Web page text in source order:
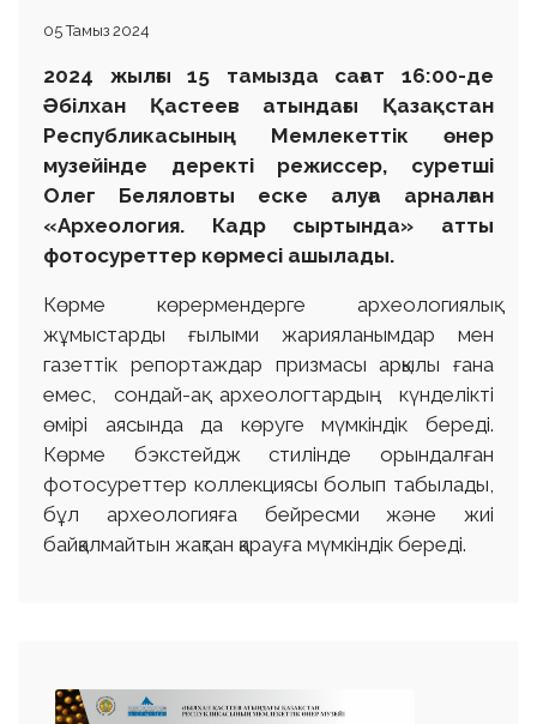
05 Тамыз 2024
2024 жылғы 15 тамызда сағат 16:00-де
Әбілхан Қастеев атындағы Қазақстан
Республикасының Мемлекеттік өнер
музейінде деректі режиссер, суретші
Олег Беляловты еске алуға арналған
«Археология. Кадр сыртында» атты
фотосуреттер көрмесі ашылады.
Көрме көрермендерге археологиялық
жұмыстарды ғылыми жарияланымдар мен
газеттік репортаждар призмасы арқылы ғана
емес, сондай-ақ археологтардың күнделікті
өмірі аясында да көруге мүмкіндік береді.
Көрме бэкстейдж стилінде орындалған
фотосуреттер коллекциясы болып табылады,
бұл археологияға бейресми және жиі
байқалмайтын жақтан қарауға мүмкіндік береді.